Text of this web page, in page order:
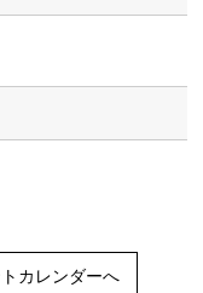
カレンダーへ